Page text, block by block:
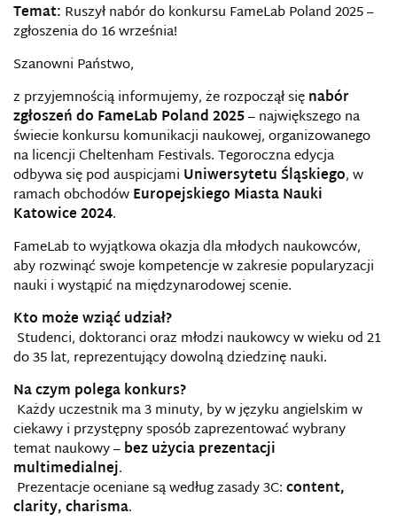
Temat: Ruszył nabór do konkursu FameLab Poland 2025 –
zgłoszenia do 16 września!
Szanowni Państwo,
z przyjemnością informujemy, że rozpoczął sięnabór
zgłoszeń do FameLab Poland 2025– największego na
świecie konkursu komunikacji naukowej, organizowanego
na licencji Cheltenham Festivals. Tegoroczna edycja
odbywa się pod auspicjami Uniwersytetu Śląskiego, w
ramach obchodówEuropejskiego Miasta Nauki
Katowice 2024.
FameLab to wyjątkowa okazja dla młodych naukowców,
aby rozwinąć swoje kompetencje w zakresie popularyzacji
nauki i wystąpić na międzynarodowej scenie.
Kto może wziąć udział?
Studenci, doktoranci oraz młodzi naukowcy w wieku od 21
do 35 lat, reprezentujący dowolną dziedzinę nauki.
Na czym polega konkurs?
Każdy uczestnik ma 3 minuty, by w języku angielskim w
ciekawy i przystępny sposób zaprezentować wybrany
temat naukowy –bez użycia prezentacji
multimedialnej.
Prezentacje oceniane są według zasady 3C:content,
clarity, charisma.